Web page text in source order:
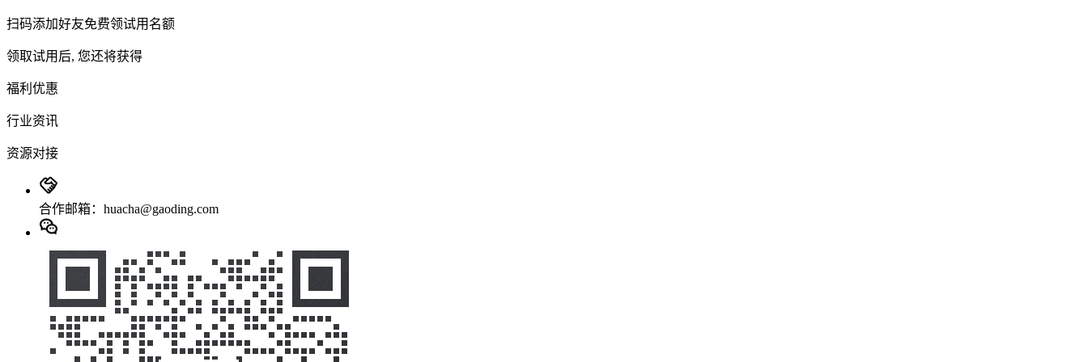
扫码添加好友免费领试用名额
领取试用后, 您还将获得
福利优惠
行业资讯
资源对接
合作邮箱：huacha@gaoding.com